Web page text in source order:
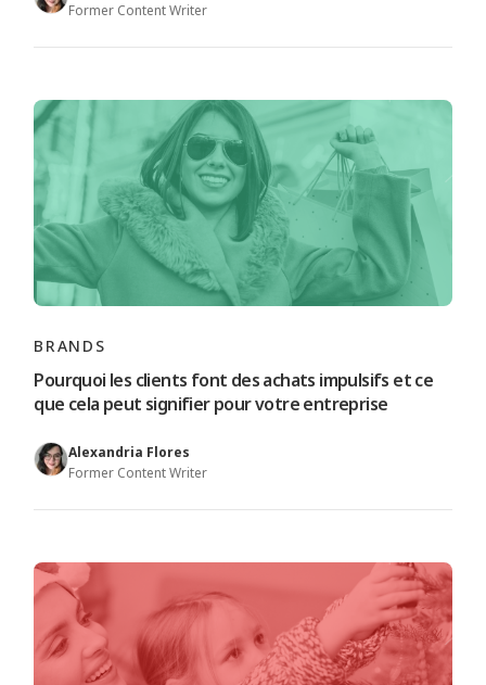
Former Content Writer
BRANDS
Pourquoi les clients font des achats impulsifs et ce
que cela peut signifier pour votre entreprise
Alexandria Flores
Former Content Writer